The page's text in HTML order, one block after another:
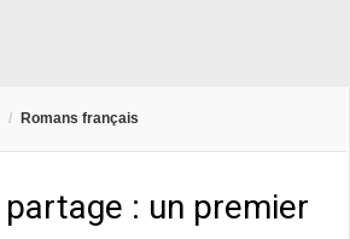
/ Romans français
: un premier